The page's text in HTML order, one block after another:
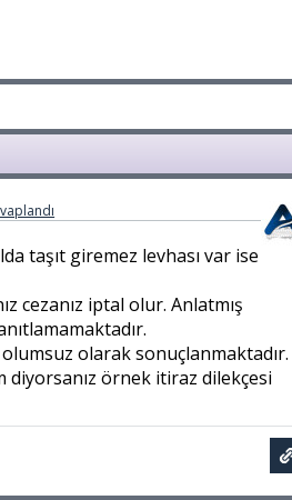
taşıt giremez levhası var ise
cezanız iptal olur. Anlatmış
olarak sonuçlanmaktadır.
diyorsanız örnek itiraz dilekçesi